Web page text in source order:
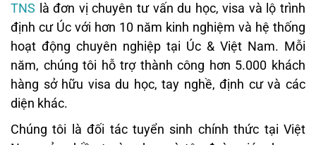
TNS là đơn vị chuyên tư vấn du học, visa và lộ trình
định cư Úc với hơn 10 năm kinh nghiệm và hệ thống
hoạt động chuyên nghiệp tại Úc & Việt Nam. Mỗi
năm, chúng tôi hỗ trợ thành công hơn 5.000 khách
hàng sở hữu visa du học, tay nghề, định cư và các
diện khác.
Chúng tôi là đối tác tuyển sinh chính thức tại Việt